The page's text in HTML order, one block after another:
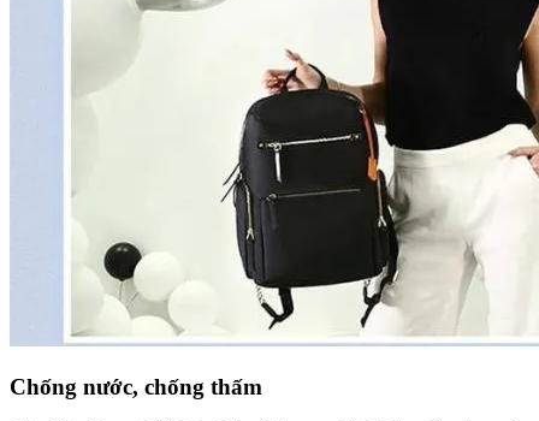
Chống nước, chống thấm